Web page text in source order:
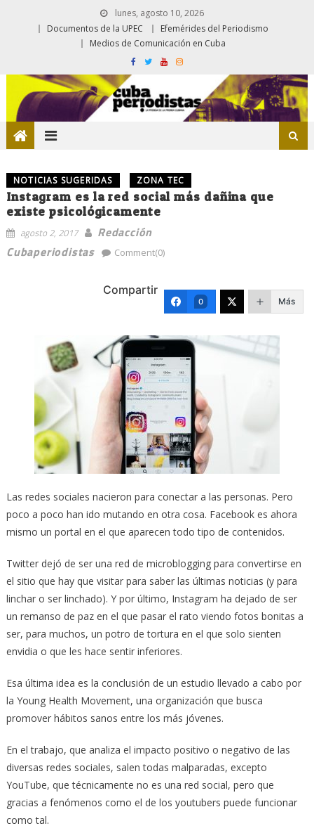
lunes, agosto 10, 2026
Documentos de la UPEC
Efemérides del Periodismo
Medios de Comunicación en Cuba
NOTICIAS SUGERIDAS ZONA TEC
Instagram es la red social más dañina que
existe psicológicamente
agosto 2, 2017
Redacción
Cubaperiodistas
Comment(0)
Compartir
0 Más
Las redes sociales nacieron para conectar a las personas. Pero
poco a poco han ido mutando en otra cosa. Facebook es ahora
mismo un portal en el que aparecen todo tipo de contenidos.
Twitter dejó de ser una red de microblogging para convertirse en
el sitio que hay que visitar para saber las últimas noticias (y para
linchar o ser linchado). Y por último, Instagram ha dejado de ser
un remanso de paz en el que pasar el rato viendo fotos bonitas a
ser, para muchos, un potro de tortura en el que solo sienten
envidia o que les hace sentir inferiores.
Esa última idea es la conclusión de un estudio llevado a cabo por
la Young Health Movement, una organización que busca
promover hábitos sanos entre los más jóvenes.
En el trabajo, que analiza el impacto positivo o negativo de las
diversas redes sociales, salen todas malparadas, excepto
YouTube, que técnicamente no es una red social, pero que
gracias a fenómenos como el de los youtubers puede funcionar
como tal.